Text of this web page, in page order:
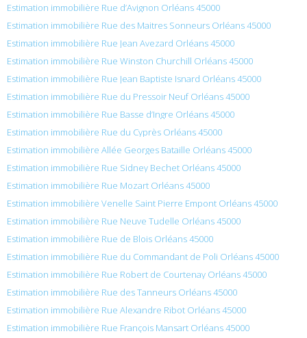
Estimation immobilière Rue d’Avignon Orléans 45000
Estimation immobilière Rue des Maitres Sonneurs Orléans 45000
Estimation immobilière Rue Jean Avezard Orléans 45000
Estimation immobilière Rue Winston Churchill Orléans 45000
Estimation immobilière Rue Jean Baptiste Isnard Orléans 45000
Estimation immobilière Rue du Pressoir Neuf Orléans 45000
Estimation immobilière Rue Basse d’Ingre Orléans 45000
Estimation immobilière Rue du Cyprès Orléans 45000
Estimation immobilière Allée Georges Bataille Orléans 45000
Estimation immobilière Rue Sidney Bechet Orléans 45000
Estimation immobilière Rue Mozart Orléans 45000
Estimation immobilière Venelle Saint Pierre Empont Orléans 45000
Estimation immobilière Rue Neuve Tudelle Orléans 45000
Estimation immobilière Rue de Blois Orléans 45000
Estimation immobilière Rue du Commandant de Poli Orléans 45000
Estimation immobilière Rue Robert de Courtenay Orléans 45000
Estimation immobilière Rue des Tanneurs Orléans 45000
Estimation immobilière Rue Alexandre Ribot Orléans 45000
Estimation immobilière Rue François Mansart Orléans 45000